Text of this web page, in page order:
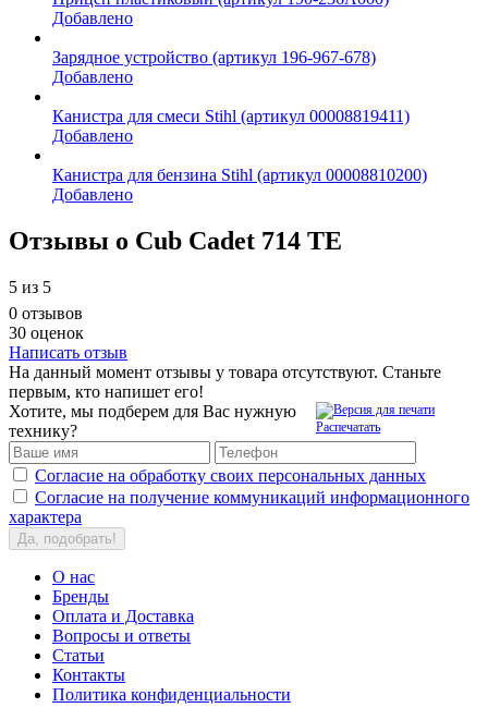
Добавлено
Зарядное устройство (артикул 196-967-678)
Добавлено
Канистра для смеси Stihl (артикул 00008819411)
Добавлено
Канистра для бензина Stihl (артикул 00008810200)
Добавлено
Отзывы о Cub Cadet 714 TE
5 из 5
0 отзывов
30 оценок
Написать отзыв
На данный момент отзывы у товара отсутствуют. Станьте
первым, кто напишет его!
Распечатать
Хотите, мы подберем для Вас нужную
технику?
Согласие на обработку своих персональных данных
Согласие на получение коммуникаций информационного
характера
Да, подобрать!
О нас
Бренды
Оплата и Доставка
Вопросы и ответы
Статьи
Контакты
Политика конфиденциальности